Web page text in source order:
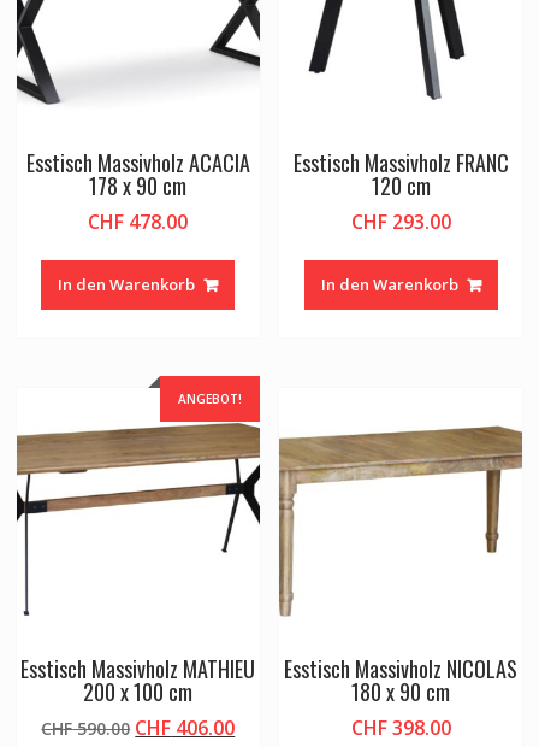
Esstisch Massivholz ACACIA
178 x 90 cm
CHF 478.00
In den Warenkorb
Esstisch Massivholz FRANC
120 cm
CHF293.00
In den Warenkorb
ANGEBOT!
Esstisch Massivholz MATHIEU
200 x 100 cm
CHF590.00 Ursprünglicher
CHF 406.00Aktueller
Esstisch Massivholz NICOLAS
180 x 90 cm
CHF398.00